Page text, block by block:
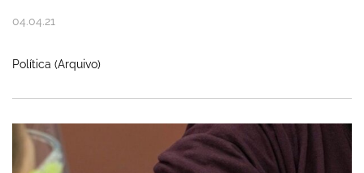
04.04.21
Política (Arquivo)
Mais de 1500 utentes receberam pelo